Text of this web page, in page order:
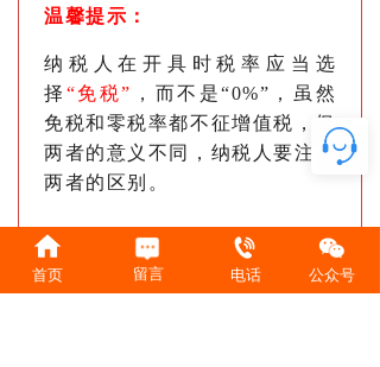
温馨提示：
纳税人在开具时税率应当选
择 “免税” ，而不是“0%”，虽然
免税和零税率都不征增值税，但
两者的意义不同，纳税人要注意
两者的区别。
首页 留言 电话 公众号